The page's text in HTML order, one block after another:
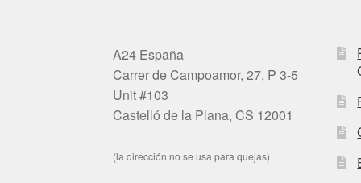
A24 España
Carrer de Campoamor, 27, P 3-5
Unit #103
Castelló de la Plana, CS 12001
(la dirección no se usa para quejas)